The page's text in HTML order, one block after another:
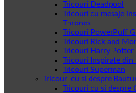
Tricouri Deadpool
Tricouri cu mesaje
Thrones
Tricouri PowerPuff
Tricouri Rick and
Tricouri Harry Potter
Tricouri Inspirate din
Tricouri Superman
Tricouri cu si despre
Tricouri cu si despre